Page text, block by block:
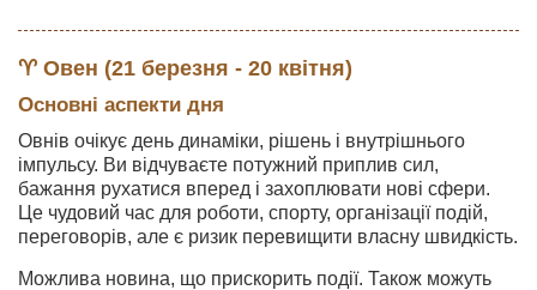
♈ Овен (21 березня - 20 квітня)
Основні аспекти дня
Овнів очікує день динаміки, рішень і внутрішнього
імпульсу. Ви відчуваєте потужний приплив сил,
бажання рухатися вперед і захоплювати нові сфери.
Це чудовий час для роботи, спорту, організації подій,
переговорів, але є ризик перевищити власну швидкість.
Можлива новина, що прискорить події. Також можуть